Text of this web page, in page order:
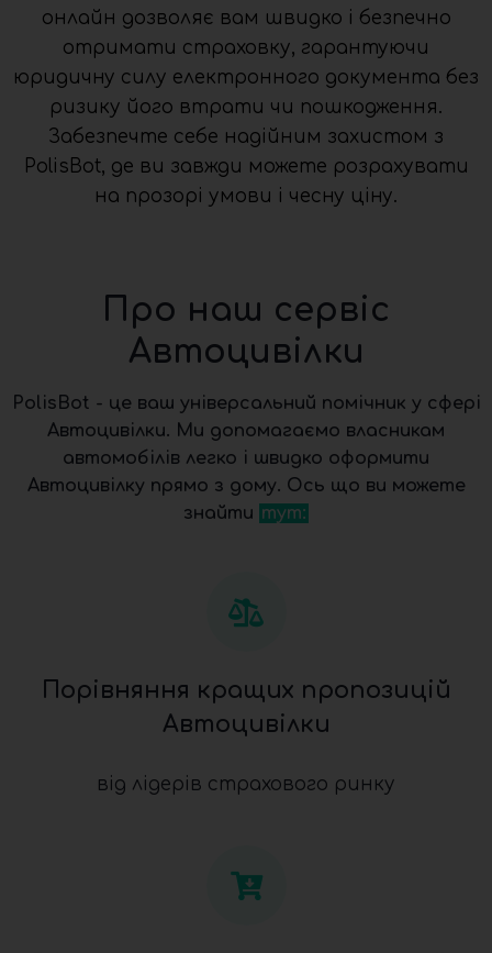
онлайн дозволяє вам швидко і безпечно
отримати страховку, гарантуючи
юридичну силу електронного документа без
ризику його втрати чи пошкодження.
Забезпечте себе надійним захистом з
PolisBot, де ви завжди можете розрахувати
на прозорі умови і чесну ціну.
Про наш сервіс
Автоцивілки
PolisBot - це ваш універсальний помічник у сфері
Автоцивілки. Ми допомагаємо власникам
автомобілів легко і швидко оформити
Автоцивілку прямо з дому. Ось що ви можете
знайти тут:
Порівняння кращих пропозицій
Автоцивілки
від лідерів страхового ринку